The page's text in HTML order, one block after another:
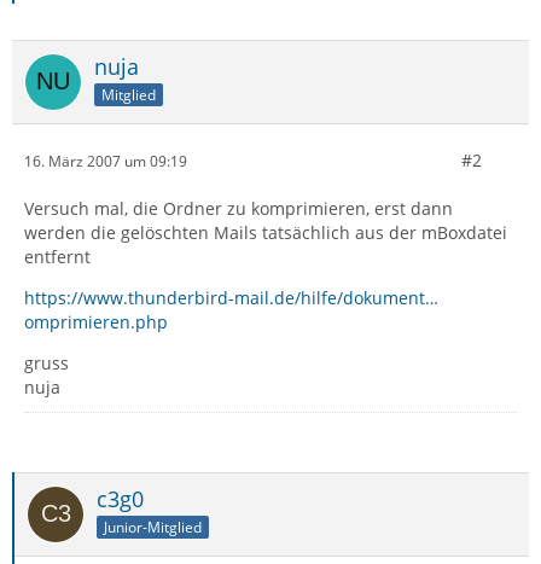
nuja
Mitglied
16. März 2007 um 09:19 #2
Versuch mal, die Ordner zu komprimieren, erst dann
werden die gelöschten Mails tatsächlich aus der mBoxdatei
entfernt
https://www.thunderbird-mail.de/hilfe/dokument…
omprimieren.php
gruss
nuja
c3g0
Junior-Mitglied